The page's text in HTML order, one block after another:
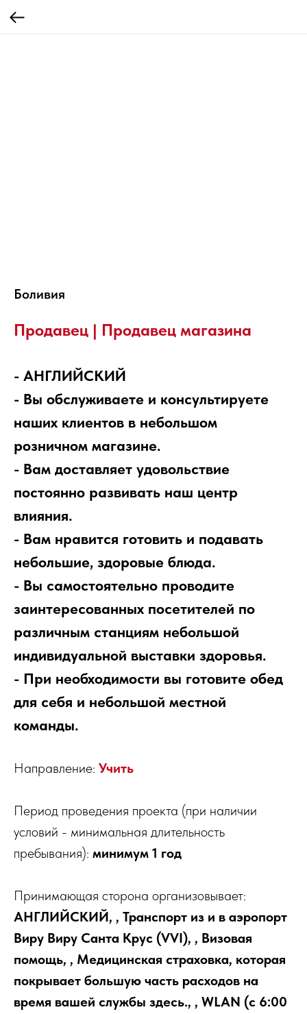
Боливия
Продавец | Продавец магазина
- АНГЛИЙСКИЙ
- Вы обслуживаете и консультируете
наших клиентов в небольшом
розничном магазине.
- Вам доставляет удовольствие
постоянно развивать наш центр
влияния.
- Вам нравится готовить и подавать
небольшие, здоровые блюда.
- Вы самостоятельно проводите
заинтересованных посетителей по
различным станциям небольшой
индивидуальной выставки здоровья.
- При необходимости вы готовите обед
для себя и небольшой местной
команды.
Направление: Учить
Период проведения проекта (при наличии
условий - минимальная длительность
пребывания): минимум 1 год
Принимающая сторона организовывает:
АНГЛИЙСКИЙ, , Транспорт из и в аэропорт
Виру Виру Санта Крус (VVI), , Визовая
помощь, , Медицинская страховка, которая
покрывает большую часть расходов на
время вашей службы здесь., , WLAN (с 6:00